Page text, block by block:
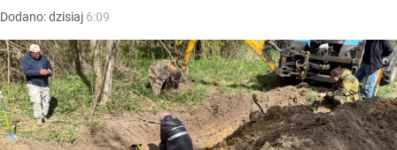
Dodano:dzisiaj 6:09